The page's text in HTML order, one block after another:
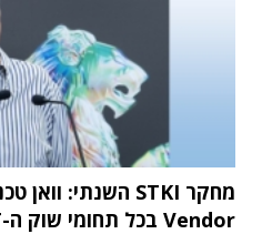
Vendor בכל תחומי שוק ה-IT